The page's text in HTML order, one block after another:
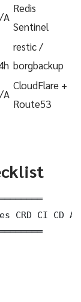
A
Redis
Sentinel
restic /
borgbackup
A
CloudFlare +
Route53
CRD CI CD